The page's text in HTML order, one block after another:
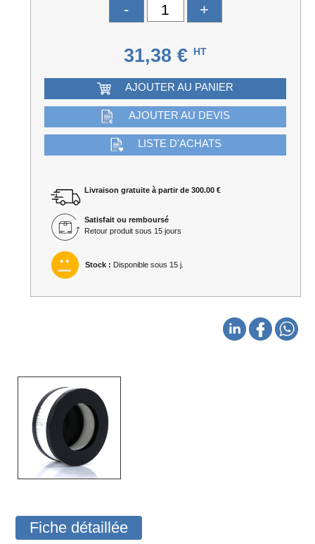
- +
31,38 € HT
AJOUTER AU PANIER
AJOUTER AU DEVIS
LISTE D'ACHATS
Livraison gratuite à partir de 300.00 €
Satisfait ou remboursé
Retour produit sous 15 jours
Stock : Disponible sous 15 j.
Fiche détaillée